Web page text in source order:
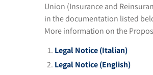
Union (Insurance and
in the documentation listed
More information on the
Legal Notice (Italian)
Legal Notice (English)